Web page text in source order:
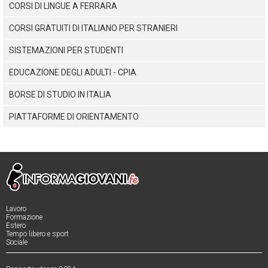
CORSI DI LINGUE A FERRARA
CORSI GRATUITI DI ITALIANO PER STRANIERI
SISTEMAZIONI PER STUDENTI
EDUCAZIONE DEGLI ADULTI - CPIA
BORSE DI STUDIO IN ITALIA
PIATTAFORME DI ORIENTAMENTO
Lavoro
Formazione
Estero
Tempo libero e sport
Sociale